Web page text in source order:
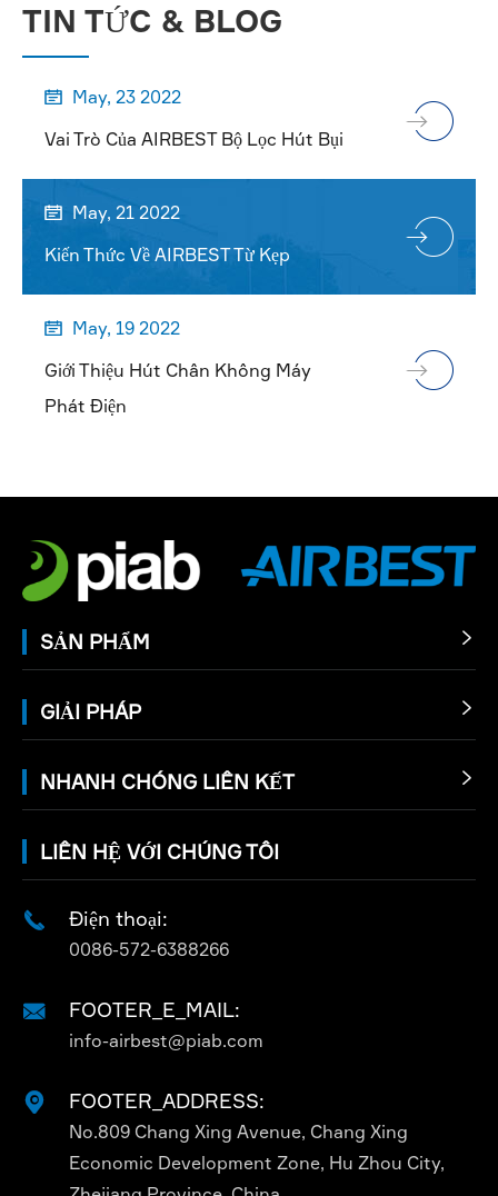
TIN TỨC & BLOG

May, 23 2022
Vai Trò Của AIRBEST Bộ Lọc Hút Bụi

May, 21 2022
Kiến Thức Về AIRBEST Từ Kẹp

May, 19 2022
Giới Thiệu Hút Chân Không Máy
Phát Điện
SẢN PHẨM 
GIẢI PHÁP 
NHANH CHÓNG LIÊN KẾT 
LIÊN HỆ VỚI CHÚNG TÔI
 Điện thoại:
0086-572-6388266
 FOOTER_E_MAIL:
info-airbest@piab.com
 FOOTER_ADDRESS:
No.809 Chang Xing Avenue, Chang Xing
Economic Development Zone, Hu Zhou City,